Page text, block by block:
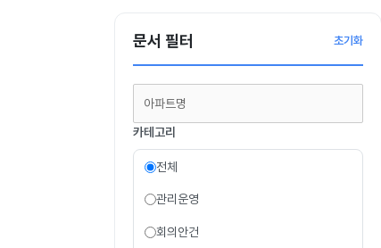
문서 필터 초기화
카테고리
전체
관리운영
회의안건